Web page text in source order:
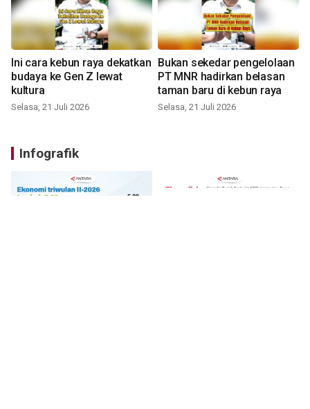
Ini cara kebun raya dekatkan
budaya ke Gen Z lewat
kultura
Selasa, 21 Juli 2026
Bukan sekedar pengelolaan
PT MNR hadirkan belasan
taman baru di kebun raya
Selasa, 21 Juli 2026
Infografik